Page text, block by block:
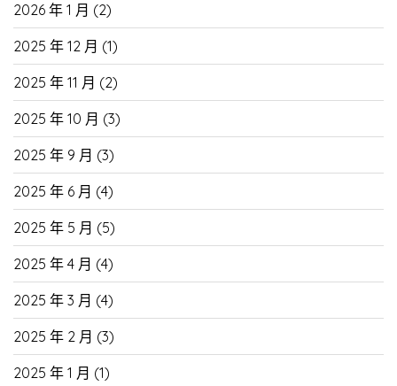
2026 年 1 月 (2)
2025 年 12 月 (1)
2025 年 11 月 (2)
2025 年 10 月 (3)
2025 年 9 月 (3)
2025 年 6 月 (4)
2025 年 5 月 (5)
2025 年 4 月 (4)
2025 年 3 月 (4)
2025 年 2 月 (3)
2025 年 1 月 (1)